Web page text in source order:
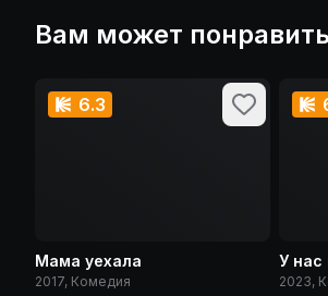
Вам может
6.3
Мама уехала
2017, Комедия
У нас
2023,